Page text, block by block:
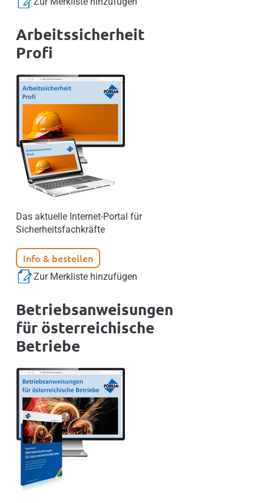
Arbeitssicherheit
Profi
Das aktuelle Internet-Portal für
Sicherheitsfachkräfte
Info & bestellen
Zur Merkliste hinzufügen
Betriebsanweisungen
für österreichische
Betriebe